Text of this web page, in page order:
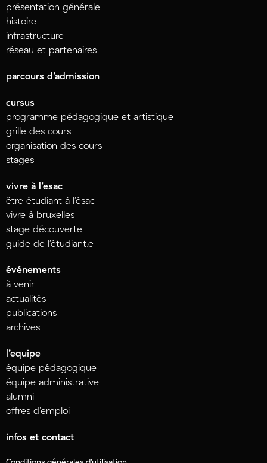
présentation générale
histoire
infrastructure
réseau et partenaires
parcours d’admission
cursus
programme pédagogique et artistique
grille des cours
organisation des cours
stages
vivre à l’esac
être étudiant à l’ésac
vivre à bruxelles
stage découverte
guide de l’étudiant.e
événements
à venir
actualités
publications
archives
l’equipe
équipe pédagogique
équipe administrative
alumni
offres d’emploi
infos et contact